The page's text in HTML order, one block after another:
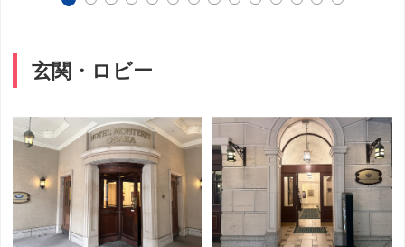
玄関・ロビー